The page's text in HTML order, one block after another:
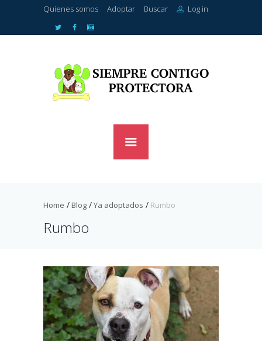
Quienes somos Adoptar Buscar Log in
Home Blog Ya adoptados Rumbo
Rumbo